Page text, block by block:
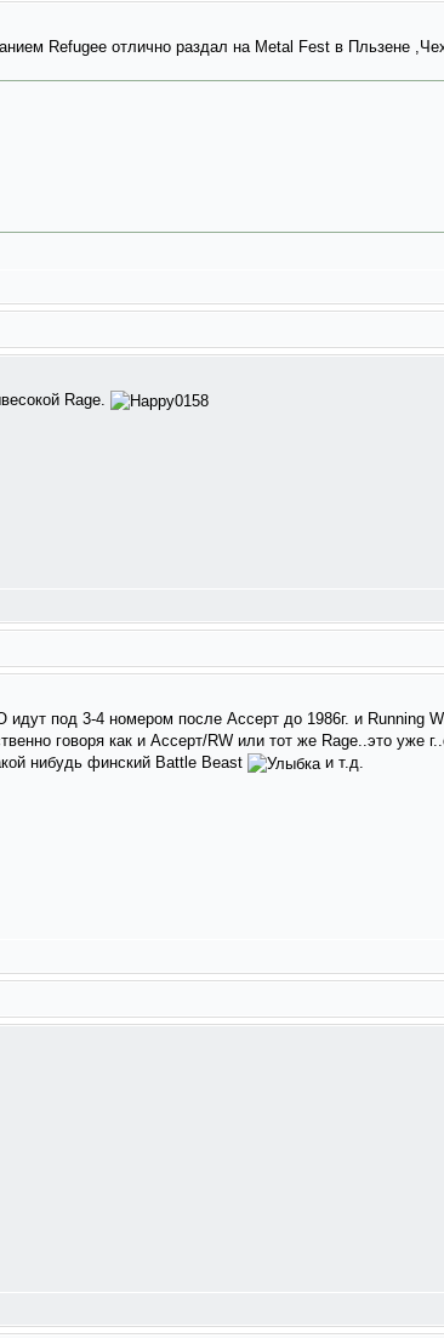
Refugee отлично раздал на Metal Fest в Пльзене
Rage.
под 3-4 номером после Ассерт до 1986г. и Running
говоря как и Ассерт/RW или тот же Rage..это
нибудь финский Battle Beast
и т.д.